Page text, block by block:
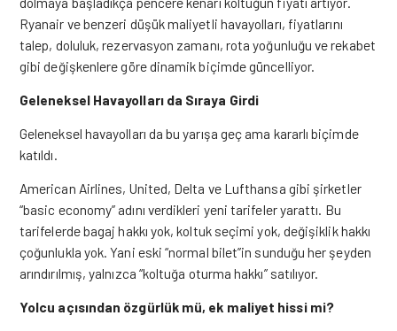
Ryanair ve benzeri düşük maliyetli havayolları, fiyatlarını
talep, doluluk, rezervasyon zamanı, rota yoğunluğu ve rekabet
gibi değişkenlere göre dinamik biçimde güncelliyor.
Geleneksel Havayolları da Sıraya Girdi
Geleneksel havayolları da bu yarışa geç ama kararlı biçimde
katıldı.
American Airlines, United, Delta ve Lufthansa gibi şirketler
“basic economy” adını verdikleri yeni tarifeler yarattı. Bu
tarifelerde bagaj hakkı yok, koltuk seçimi yok, değişiklik hakkı
çoğunlukla yok. Yani eski “normal bilet”in sunduğu her şeyden
arındırılmış, yalnızca “koltuğa oturma hakkı” satılıyor.
Yolcu açısından özgürlük mü, ek maliyet hissi mi?